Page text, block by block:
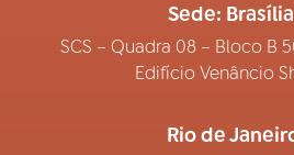
Sede:
SCS – Quadra 08 – Bloco B
Edifício Venâncio
Rio de